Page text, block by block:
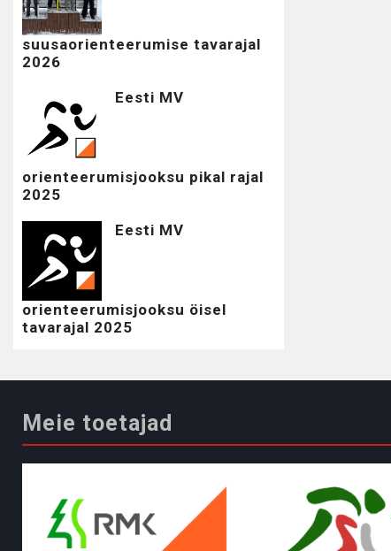
suusaorienteerumise tavarajal
2026
Eesti MV
orienteerumisjooksu pikal rajal
2025
Eesti MV
orienteerumisjooksu öisel
tavarajal 2025
Meie toetajad